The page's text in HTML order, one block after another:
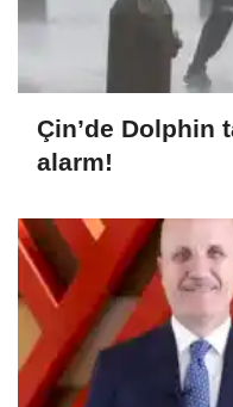
Çin’de Dolphin
alarm!